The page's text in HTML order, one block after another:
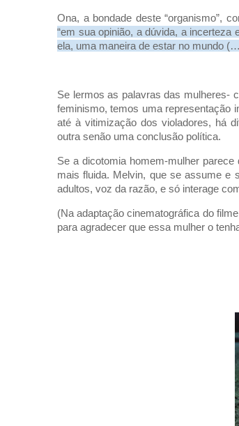
Ona, a bondade deste “organismo”,
“em sua opinião, a dúvida, a
ela, uma maneira de estar no mundo
Se lermos as palavras das mulheres-
feminismo, temos uma representação
até à vitimização dos violadores, há
outra senão uma conclusão política.
Se a dicotomia homem-mulher
mais fluida. Melvin, que se assume e
adultos, voz da razão, e só interage
(Na adaptação cinematográfica do
para agradecer que essa mulher o